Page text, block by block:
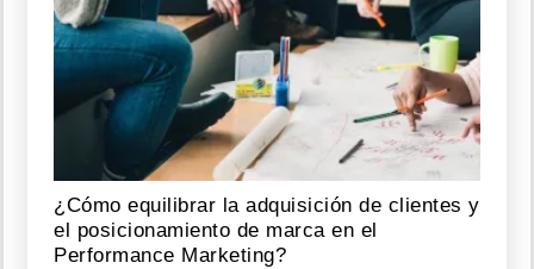
¿Cómo equilibrar la adquisición de clientes y
el posicionamiento de marca en el
Performance Marketing?